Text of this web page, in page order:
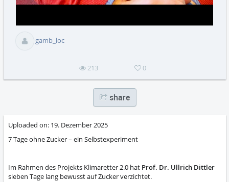
gamb_loc
213 0
share
Uploaded on: 19. Dezember 2025
7 Tage ohne Zucker – ein Selbstexperiment
Im Rahmen des Projekts Klimaretter 2.0 hat Prof. Dr. Ullrich Dittler
sieben Tage lang bewusst auf Zucker verzichtet.